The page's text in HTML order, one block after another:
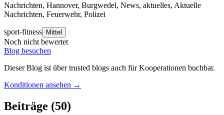
Nachrichten, Hannover, Burgwedel, News, aktuelles, Aktuelle
Nachrichten, Feuerwehr, Polizei
sport-fitness Mittel
Noch nicht bewertet
Blog besuchen
Dieser Blog ist über trusted blogs auch für Kooperationen buchbar.
Konditionen ansehen →
Beiträge (50)